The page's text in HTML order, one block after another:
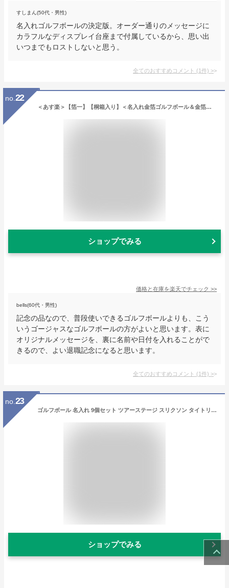
すしまん(50代・男性)
名入れゴルフボールの決定版。オーダー通りのメッセージに
カラフルなディスプレイ台座まで付属しているから、思い出
いつまでもロストしないと思う。
全てのおすすめコメント (1件) >
no. 22
＜あす楽＞【箔一】【桐箱入り】＜名入れ金箔ゴルフボール＆金箔ティー2本セット＞ 名入れ 贈り物 ギフト プレゼント 金沢金箔 金箔 記念品 ゴルフコンペ 景品 敬老の日 父の日 退職祝 誕生日 還暦祝 包装込み 木箱
ショップでみる
価格と在庫を楽天でチェック >>
bells(60代・男性)
記念の品なので、普段使いできるゴルフボールよりも、こう
いうゴージャスなゴルフボールの方がよいと思います。表に
オリジナルメッセージを、裏に名前や日付を入れることがで
きるので、よい退職記念になると思います。
全てのおすすめコメント (1件) >
no. 23
ゴルフボール 名入れ 9個セット ツアーステージ スリクソン タイトリスト イラスト オウンネーム プレゼント (スリクソン)
ショップでみる